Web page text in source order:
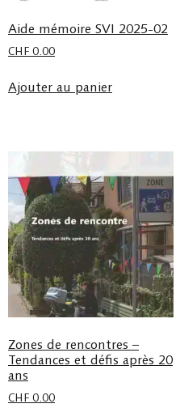
Aide mémoire SVI 2025-02
CHF 0.00
Ajouter au panier
Zones de rencontres –
Tendances et défis après 20
ans
CHF 0.00